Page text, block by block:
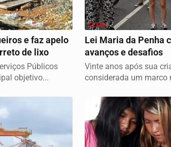
e faz apelo
de lixo
Públicos
objetivo...
GERAL
Lei Maria da Penha
avanços e desafios
Vinte anos após sua
considerada um marco